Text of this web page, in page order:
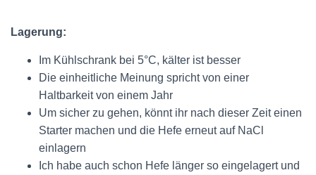
Lagerung:
Im Kühlschrank bei 5°C, kälter ist besser
Die einheitliche Meinung spricht von einer
Haltbarkeit von einem Jahr
Um sicher zu gehen, könnt ihr nach dieser Zeit einen
Starter machen und die Hefe erneut auf NaCl
einlagern
Ich habe auch schon Hefe länger so eingelagert und